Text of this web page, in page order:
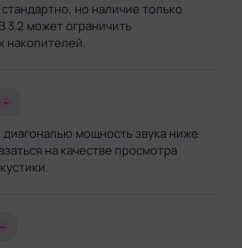
но наличие только
3.2 может ограничить
накопителей.
-
мощность звука ниже
на качестве просмотра
-